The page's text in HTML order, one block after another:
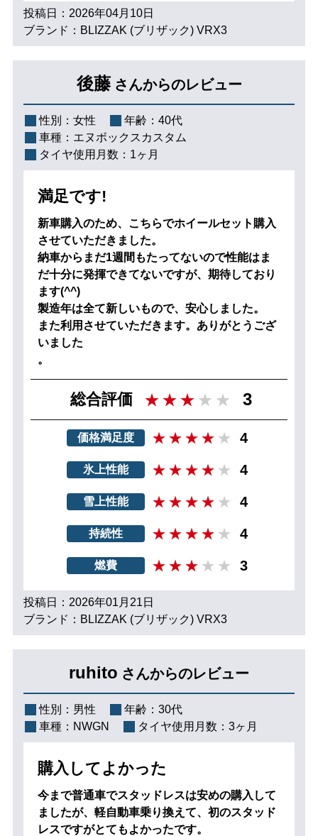
投稿日：2026年04月10日
ブランド：BLIZZAK (ブリザック) VRX3
後藤 さんからのレビュー
性別： 女性 年齢： 40代
車種： エヌボックスカスタム
タイヤ使用月数： 1ヶ月
満足です!
新車購入のため、こちらでホイールセット購入
させていただきました。
納車からまだ1週間もたってないので性能はま
だ十分に発揮できてないですが、期待しており
ます(^^)
製造年は全て新しいもので、安心しました。
また利用させていただきます。ありがとうござ
いました
。
総合評価 3
価格満足度 4
氷上性能 4
雪上性能 4
持続性 4
燃費 3
投稿日：2026年01月21日
ブランド：BLIZZAK (ブリザック) VRX3
ruhito さんからのレビュー
性別： 男性 年齢： 30代
車種： NWGN タイヤ使用月数： 3ヶ月
購入してよかった
今まで普通車でスタッドレスは安めの購入して
ましたが、軽自動車乗り換えて、初のスタッド
レスですがとてもよかったです。